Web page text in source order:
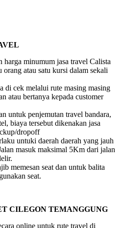
harga minumum jasa travel Calista
orang atau satu kursi dalam sekali
di cek melalui rute masing masing
atau bertanya kepada customer
untuk penjemutan travel bandara,
biaya tersebut dikenakan jasa
dropoff
untuki daerah daerah yang jauh
masuk maksimal 5Km dari jalan
memesan seat dan untuk balita
seat.
CILEGON TEMANGGUNG
online untuk rute travel di